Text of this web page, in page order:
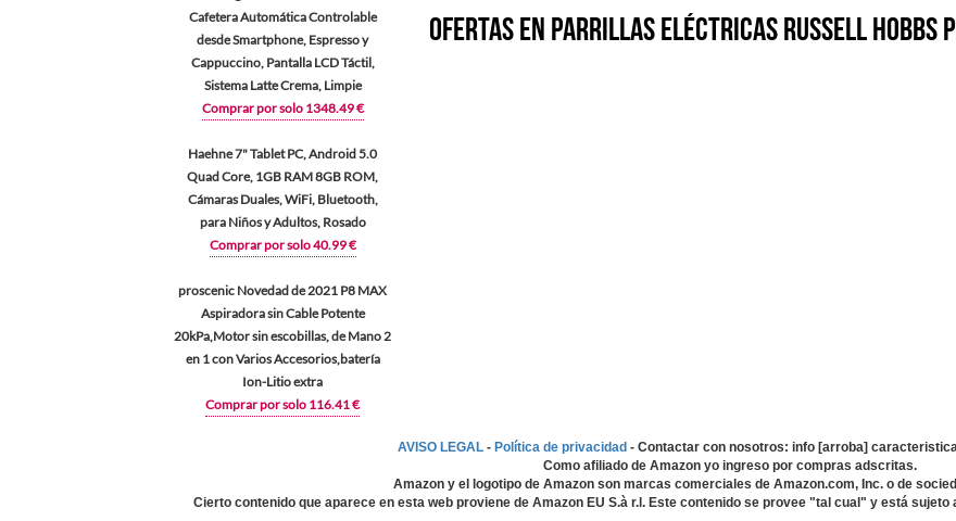
Cafetera Automática Controlable
desde Smartphone, Espresso y
Cappuccino, Pantalla LCD Táctil,
Sistema Latte Crema, Limpie
Comprar por solo 1348.49 €
Haehne 7" Tablet PC, Android 5.0
Quad Core, 1GB RAM 8GB ROM,
Cámaras Duales, WiFi, Bluetooth,
para Niños y Adultos, Rosado
Comprar por solo 40.99 €
proscenic Novedad de 2021 P8 MAX
Aspiradora sin Cable Potente
20kPa,Motor sin escobillas, de Mano 2
en 1 con Varios Accesorios,batería
Ion-Litio extra
Comprar por solo 116.41 €
Ofertas en Parrillas eléctricas Russell Hobbs
AVISO LEGAL - Política de privacidad - Contactar con nosotros: info [arroba]
Como afiliado de Amazon yo ingreso por compras adscritas.
Amazon y el logotipo de Amazon son marcas comerciales de Amazon.com, Inc. o de
Cierto contenido que aparece en esta web proviene de Amazon EU S.à r.l. Este contenido se provee "tal cual" y está